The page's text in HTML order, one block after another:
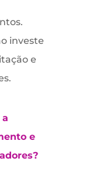
investe
e
e